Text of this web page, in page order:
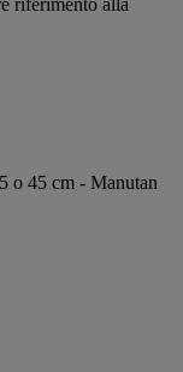
riferimento alla
o 45 cm - Manutan